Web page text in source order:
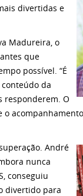
divertidas e
Madureira, o
que
possível. “É
da
responderem. O
André
nunca
conseguiu
divertido para